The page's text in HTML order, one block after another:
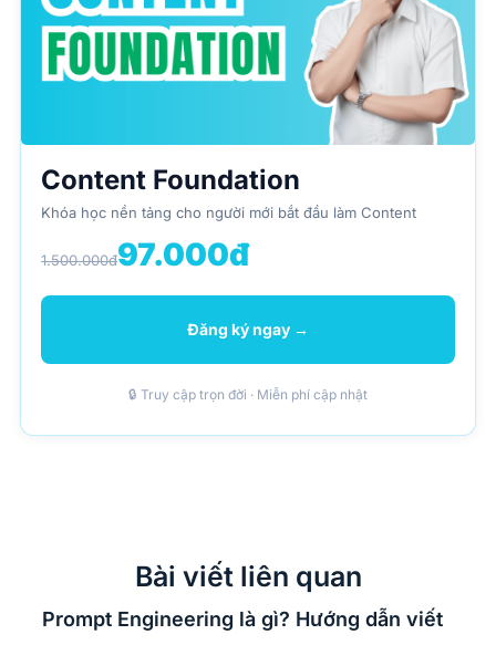
Content Foundation
Khóa học nền tảng cho người mới bắt đầu làm Content
1.500.000đ97.000đ
Đăng ký ngay →
🔒 Truy cập trọn đời · Miễn phí cập nhật
Bài viết liên quan
Prompt Engineering là gì? Hướng dẫn viết